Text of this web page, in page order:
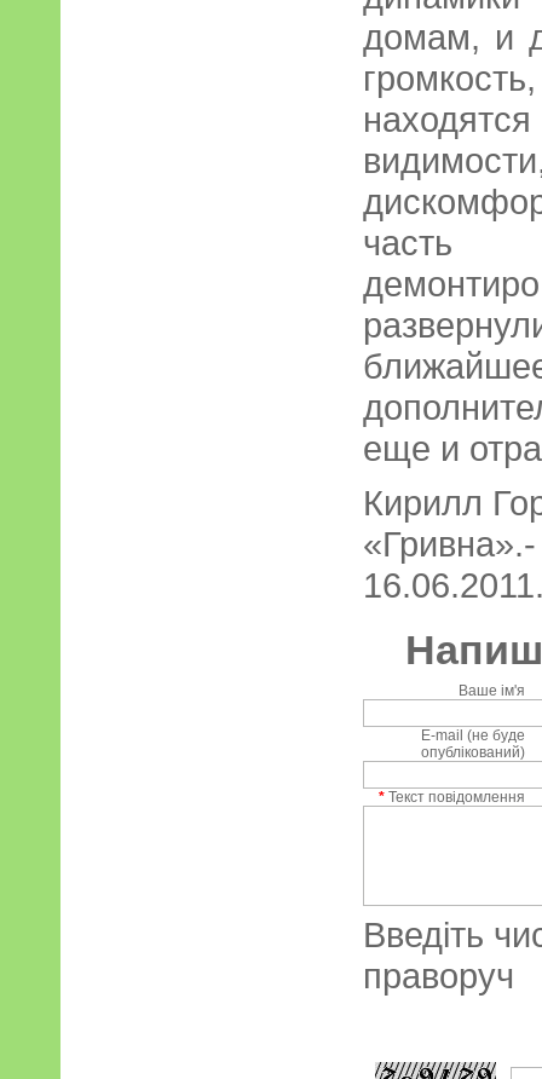
домам, и
часть
еще и
Кирилл
Ваше ім'я
E-mail (не буде
опублікований)
* Текст повідомлення
Введіть
праворуч